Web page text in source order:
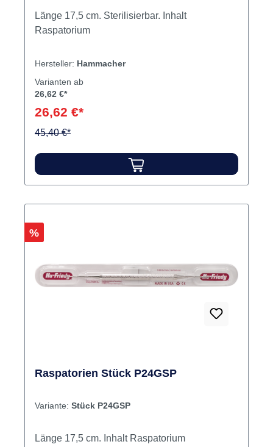
Länge 17,5 cm. Sterilisierbar. Inhalt
Raspatorium
Hersteller: Hammacher
Varianten ab
26,62 €*
26,62 €*
45,40 €*
Rabatt
%
Raspatorien Stück P24GSP
Variante: Stück P24GSP
Länge 17,5 cm. Inhalt Raspatorium